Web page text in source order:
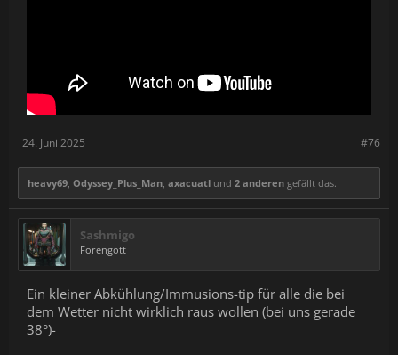
#76
24. Juni 2025
heavy69, Odyssey_Plus_Man, axacuatl und 2 anderen gefällt das.
Sashmigo
Forengott
Ein kleiner Abkühlung/Immusions-tip für alle die bei
dem Wetter nicht wirklich raus wollen (bei uns gerade
38°)-